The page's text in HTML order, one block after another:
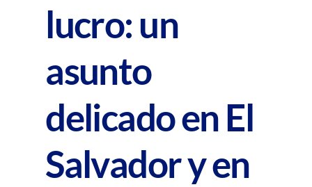
lucro: un
asunto
delicado en El
Salvador y en